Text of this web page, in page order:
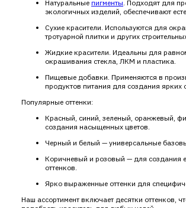
Натуральные пигменты . Подходят для
экологичных изделий, обеспечивают
Сухие красители. Используются для
тротуарной плитки и других
Жидкие красители. Идеальны для
окрашивания стекла, ЛКМ и пластика.
Пищевые добавки. Применяются в
продуктов питания для создания ярких
Популярные оттенки:
Красный, синий, зеленый, оранжевый,
создания насыщенных цветов.
Черный и белый — универсальные
Коричневый и розовый — для создания
оттенков.
Ярко выраженные оттенки для
Наш ассортимент включает десятки оттенков,